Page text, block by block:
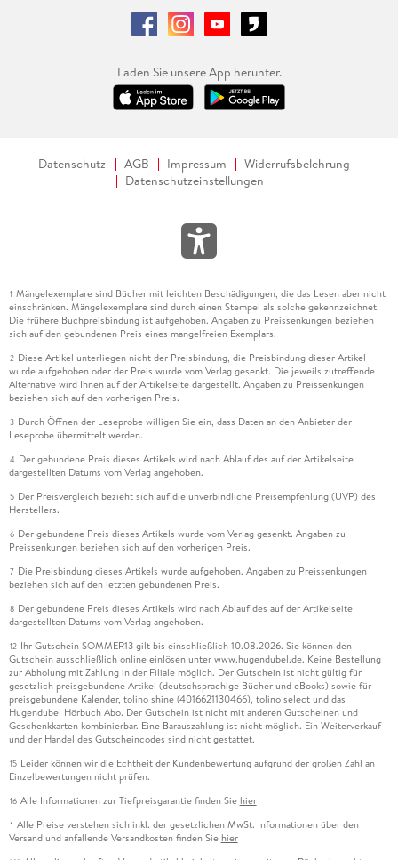
Laden Sie unsere App herunter.
Datenschutz AGB Impressum
Widerrufsbelehrung
Datenschutzeinstellungen
1 Mängelexemplare sind Bücher mit leichten Beschädigungen, die das Lesen aber nicht
einschränken. Mängelexemplare sind durch einen Stempel als solche gekennzeichnet.
Die frühere Buchpreisbindung ist aufgehoben. Angaben zu Preissenkungen beziehen
sich auf den gebundenen Preis eines mangelfreien Exemplars.
2 Diese Artikel unterliegen nicht der Preisbindung, die Preisbindung dieser Artikel
wurde aufgehoben oder der Preis wurde vom Verlag gesenkt. Die jeweils zutreffende
Alternative wird Ihnen auf der Artikelseite dargestellt. Angaben zu Preissenkungen
beziehen sich auf den vorherigen Preis.
3 Durch Öffnen der Leseprobe willigen Sie ein, dass Daten an den Anbieter der
Leseprobe übermittelt werden.
4 Der gebundene Preis dieses Artikels wird nach Ablauf des auf der Artikelseite
dargestellten Datums vom Verlag angehoben.
5 Der Preisvergleich bezieht sich auf die unverbindliche Preisempfehlung (UVP) des
Herstellers.
6 Der gebundene Preis dieses Artikels wurde vom Verlag gesenkt. Angaben zu
Preissenkungen beziehen sich auf den vorherigen Preis.
7 Die Preisbindung dieses Artikels wurde aufgehoben. Angaben zu Preissenkungen
beziehen sich auf den letzten gebundenen Preis.
8 Der gebundene Preis dieses Artikels wird nach Ablauf des auf der Artikelseite
dargestellten Datums vom Verlag angehoben.
12 Ihr Gutschein SOMMER13 gilt bis einschließlich 10.08.2026. Sie können den
Gutschein ausschließlich online einlösen unter www.hugendubel.de. Keine Bestellung
zur Abholung mit Zahlung in der Filiale möglich. Der Gutschein ist nicht gültig für
gesetzlich preisgebundene Artikel (deutschsprachige Bücher und eBooks) sowie für
preisgebundene Kalender, tolino shine (4016621130466), tolino select und das
Hugendubel Hörbuch Abo. Der Gutschein ist nicht mit anderen Gutscheinen und
Geschenkkarten kombinierbar. Eine Barauszahlung ist nicht möglich. Ein Weiterverkauf
und der Handel des Gutscheincodes sind nicht gestattet.
15 Leider können wir die Echtheit der Kundenbewertung aufgrund der großen Zahl an
Einzelbewertungen nicht prüfen.
16 Alle Informationen zur Tiefpreisgarantie finden Sie hier
* Alle Preise verstehen sich inkl. der gesetzlichen MwSt. Informationen über den
Versand und anfallende Versandkosten finden Sie hier